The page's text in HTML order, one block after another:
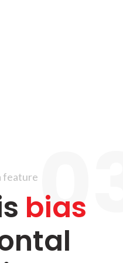
feature
bias